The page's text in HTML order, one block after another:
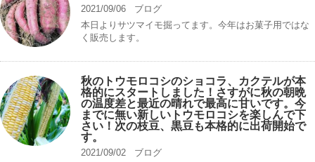
2021/09/06
ブログ
本日よりサツマイモ掘ってます。今年はお菓子用ではな
く販売します。
秋のトウモロコシのショコラ、カクテルが本
格的にスタートしました！さすがに秋の朝晩
の温度差と最近の晴れで最高に甘いです。今
までに無い新しいトウモロコシを楽しんで下
さい！次の枝豆、黒豆も本格的に出荷開始で
す。
2021/09/02
ブログ